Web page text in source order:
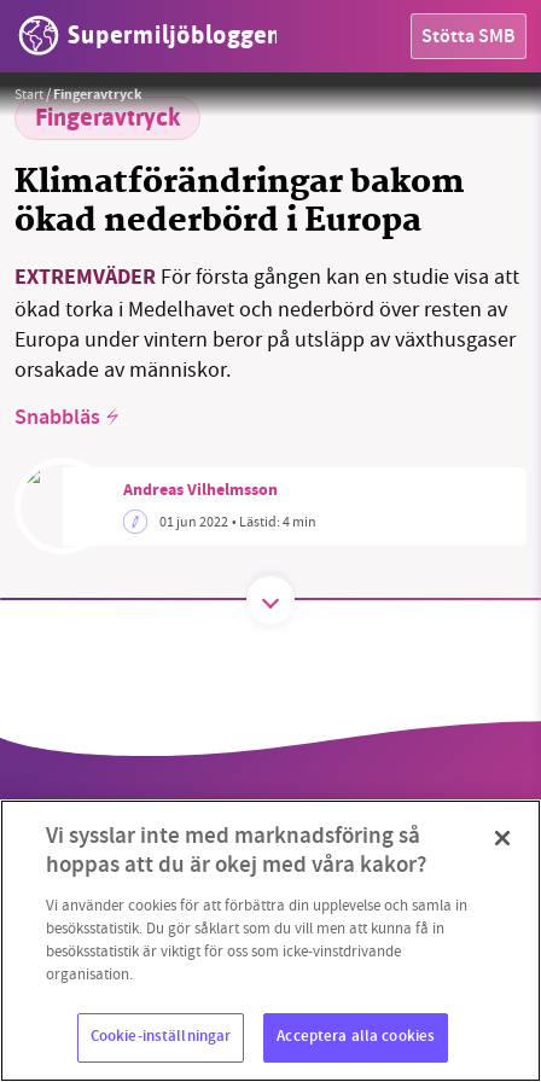
Supermiljöbloggen Stötta SMB
OMRÅDEN
MILJÖFAKTA
OM OSS
Sök Sparade inlägg Tipsa oss
Start/Fingeravtryck
Fingeravtryck
Klimatförändringar bakom
ökad nederbörd i Europa
EXTREMVÄDER För första gången kan en studie visa att
ökad torka i Medelhavet och nederbörd över resten av
Europa under vintern beror på utsläpp av växthusgaser
orsakade av människor.
Snabbläs
Andreas Vilhelmsson
01 jun 2022• Lästid:4 min
Foto: Bild av Carola68 Die Welt från Pixabay
Copyright 2023 © Supermiljöbloggen Cookieinställningar
nyhetsbevakning och granskningar. Nu vill vi
utveckla vårt arbete – och vi hoppas att du
vill hjälpa oss.
Stötta vårt arbete genom att swisha en slant till
1231368703
Läs vad vi vill göra
Vi sysslar inte med marknadsföring så
hoppas att du är okej med våra kakor?
Vi använder cookies för att förbättra din upplevelse och samla in
besöksstatistik. Du gör såklart som du vill men att kunna få in
besöksstatistik är viktigt för oss som icke-vinstdrivande
organisation.
Cookie-inställningar Acceptera alla cookies